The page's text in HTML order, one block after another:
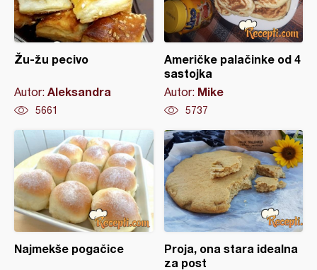
Žu-žu pecivo
Autor: Aleksandra
5661
Američke palačinke od 4
sastojka
Autor: Mike
5737
Najmekše pogačice
Proja, ona stara idealna
za post